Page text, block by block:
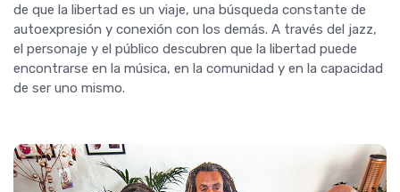
de que la libertad es un viaje, una búsqueda constante de
autoexpresión y conexión con los demás. A través del jazz,
el personaje y el público descubren que la libertad puede
encontrarse en la música, en la comunidad y en la capacidad
de ser uno mismo.